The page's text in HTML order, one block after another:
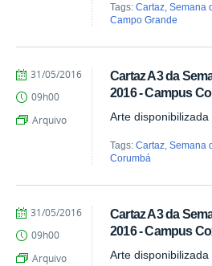
Tags:Cartaz ,Semana
Campo Grande
Cartaz A3 da
2016 - Campus
Arte disponibilizada
Tags:Cartaz ,Semana
Corumbá
by
Aragão
Published
31/05/2016
09h00
Arquivo
Cartaz A3 da
2016 - Campus
Arte disponibilizada
by
Aragão
Published
31/05/2016
09h00
Arquivo